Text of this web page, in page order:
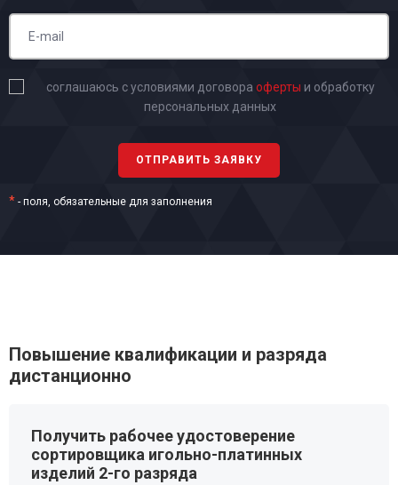
соглашаюсь с условиями договора оферты и обработку
персональных данных
* - поля, обязательные для заполнения
Повышение квалификации и разряда
дистанционно
Получить рабочее удостоверение
сортировщика игольно-платинных
изделий 2-го разряда